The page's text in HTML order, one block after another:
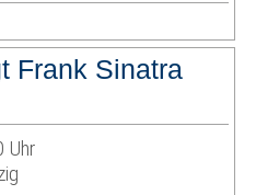
Frank Sinatra
Uhr